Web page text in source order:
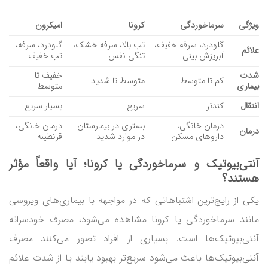
ویژگی سرماخوردگی کرونا
امیکرون
علائم
گلودرد، سرفه خفیف،
آبریزش بینی
تب بالا، سرفه خشک،
تنگی نفس
گلودرد، سرفه،
تب خفیف
شدت
بیماری کم تا متوسط متوسط تا شدید خفیف تا
متوسط
انتقال
کندتر سریع
بسیار سریع
درمان
درمان خانگی،
داروهای مسکن
بستری در بیمارستان
در موارد شدید
درمان خانگی،
قرنطینه
آنتی‌بیوتیک و سرماخوردگی یا کرونا؛ آیا واقعاً مؤثر
هستند؟
یکی از رایج‌ترین اشتباهاتی که در مواجهه با بیماری‌های ویروسی
مانند سرماخوردگی یا کرونا مشاهده می‌شود، مصرف خودسرانه
آنتی‌بیوتیک‌ها است. بسیاری از افراد تصور می‌کنند مصرف
آنتی‌بیوتیک‌ها باعث می‌شود سریع‌تر بهبود یابند یا از شدت علائم